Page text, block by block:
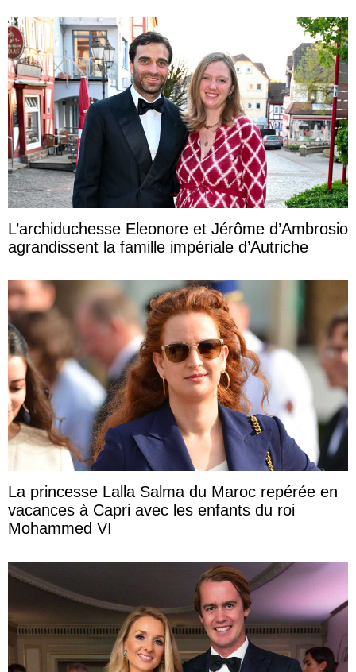
L’archiduchesse Eleonore et Jérôme d’Ambrosio
agrandissent la famille impériale d’Autriche
La princesse Lalla Salma du Maroc repérée en
vacances à Capri avec les enfants du roi
Mohammed VI